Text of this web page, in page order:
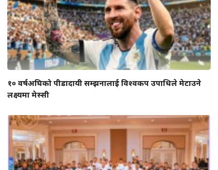
१० वर्षअघिको पीडादायी सम्झनालाई विश्वकप उपाधिले मेटाउने
लक्ष्यमा मेस्सी